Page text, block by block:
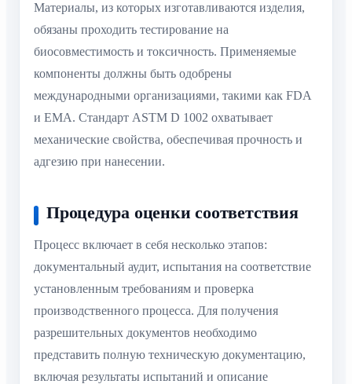
Материалы, из которых изготавливаются изделия,
обязаны проходить тестирование на
биосовместимость и токсичность. Применяемые
компоненты должны быть одобрены
международными организациями, такими как FDA
и EMA. Стандарт ASTM D 1002 охватывает
механические свойства, обеспечивая прочность и
адгезию при нанесении.
Процедура оценки соответствия
Процесс включает в себя несколько этапов:
документальный аудит, испытания на соответствие
установленным требованиям и проверка
производственного процесса. Для получения
разрешительных документов необходимо
представить полную техническую документацию,
включая результаты испытаний и описание